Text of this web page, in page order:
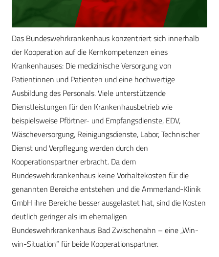
Das Bundeswehrkrankenhaus konzentriert sich innerhalb
der Kooperation auf die Kernkompetenzen eines
Krankenhauses: Die medizinische Versorgung von
Patientinnen und Patienten und eine hochwertige
Ausbildung des Personals. Viele unterstützende
Dienstleistungen für den Krankenhausbetrieb wie
beispielsweise Pförtner- und Empfangsdienste, EDV,
Wäscheversorgung, Reinigungsdienste, Labor, Technischer
Dienst und Verpflegung werden durch den
Kooperationspartner erbracht. Da dem
Bundeswehrkrankenhaus keine Vorhaltekosten für die
genannten Bereiche entstehen und die Ammerland-Klinik
GmbH ihre Bereiche besser ausgelastet hat, sind die Kosten
deutlich geringer als im ehemaligen
Bundeswehrkrankenhaus Bad Zwischenahn – eine „Win-
win-Situation“ für beide Kooperationspartner.